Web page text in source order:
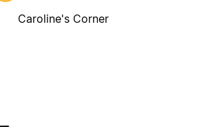
Caroline's Corner